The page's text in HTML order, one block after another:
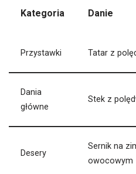
Kategoria Danie
Przystawki Tatar z
Dania
główne
Stek z
Desery
Sernik na
owocowym